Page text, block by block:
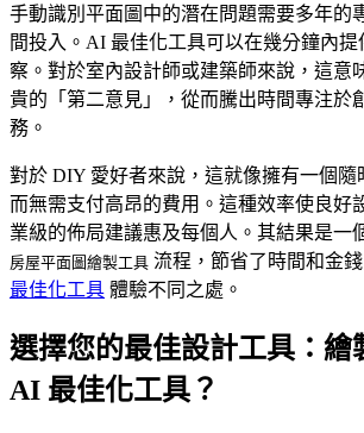
手動識別平面圖中的潛在問題需要多年的
間投入。AI 最佳化工具可以在幾分鐘內提
察。對於室內設計師或建築師來說，這意
貴的「第二意見」，從而騰出時間專注於
務。
對於 DIY 愛好者來說，這就像擁有一個隨
而無需支付高昂的費用。這種效率使良好
業級的佈局建議惠及每個人。其結果是一
房屋平面圖繪製工具 流程，節省了時間和金錢
最佳化工具 體驗不同之處。
選擇您的最佳設計工具：繪
AI 最佳化工具？